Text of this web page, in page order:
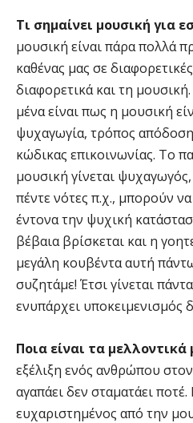
Τι σημαίνει μουσική για
μουσική είναι πάρα πολλά
καθένας μας σε
διαφορετικά και τη
μένα είναι πως η μουσική
ψυχαγωγία, τρόπος
κώδικας επικοινωνίας. Το
μουσική γίνεται
πέντε νότες π.χ., μπορούν
έντονα την ψυχική
βέβαια βρίσκεται και η
μεγάλη κουβέντα αυτή
συζητάμε! Έτσι γίνεται
ενυπάρχει υποκειμενισμός
Ποια είναι τα
εξέλιξη ενός ανθρώπου
αγαπάει δεν σταματάει
ευχαριστημένος από την